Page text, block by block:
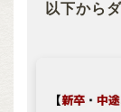
以下から